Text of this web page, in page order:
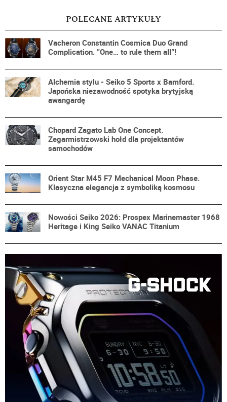
POLECANE ARTYKUŁY
Vacheron Constantin Cosmica Duo Grand
Complication. “One… to rule them all”!
Alchemia stylu - Seiko 5 Sports x Bamford.
Japońska niezawodność spotyka brytyjską
awangardę
Chopard Zagato Lab One Concept.
Zegarmistrzowski hołd dla projektantów
samochodów
Orient Star M45 F7 Mechanical Moon Phase.
Klasyczna elegancja z symboliką kosmosu
Nowości Seiko 2026: Prospex Marinemaster 1968
Heritage i King Seiko VANAC Titanium